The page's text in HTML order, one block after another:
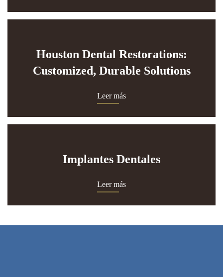
Houston Dental Restorations:
Customized, Durable Solutions
Leer más
Implantes Dentales
Leer más